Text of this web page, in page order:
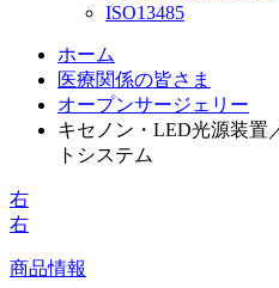
ISO13485
ホーム
医療関係の皆さま
オープンサージェリー
キセノン・LED光源装置
トシステム
右
右
商品情報